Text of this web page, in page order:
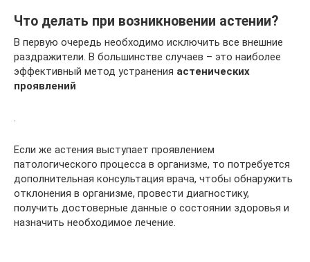
Что делать при возникновении астении?
В первую очередь необходимо исключить все внешние
раздражители. В большинстве случаев – это наиболее
эффективный метод устранения астенических
проявлений
.
Если же астения выступает проявлением
патологического процесса в организме, то потребуется
дополнительная консультация врача, чтобы обнаружить
отклонения в организме, провести диагностику,
получить достоверные данные о состоянии здоровья и
назначить необходимое лечение.